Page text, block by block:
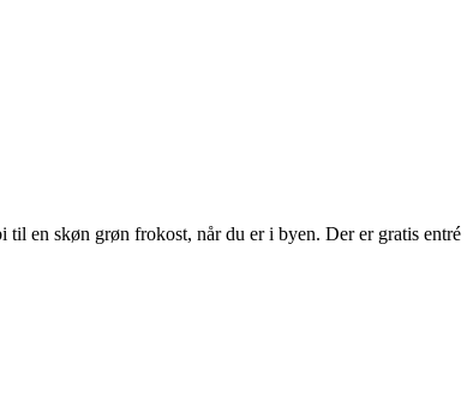
en skøn grøn frokost, når du er i byen. Der er gratis entré